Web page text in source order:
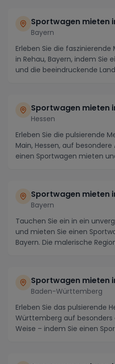
Sportwagen mieten
Bayern
Erleben Sie die
in Rehau, Bayern, indem Sie
und die beeindruckende
Sportwagen mieten
Hessen
Erleben Sie die pulsierende
Main, Hessen, auf
einen Sportwagen mieten
Sportwagen mieten
Bayern
Tauchen Sie ein in ein
und mieten Sie einen
Bayern. Die malerische
Sportwagen mieten
Baden-Württemberg
Erleben Sie das pulsierende
Württemberg auf
Weise – indem Sie einen